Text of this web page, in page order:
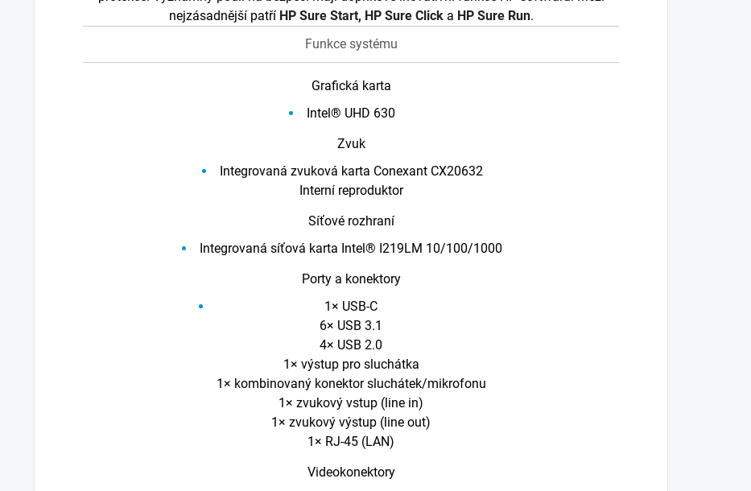
nejzásadnější patří HP Sure Start, HP Sure Clicka HP Sure Run.
Funkce systému
Grafická karta
Intel® UHD 630
Zvuk
Integrovaná zvuková karta Conexant CX20632
Interní reproduktor
Síťové rozhraní
Integrovaná síťová karta Intel® I219LM 10/100/1000
Porty a konektory
1× USB-C
6× USB 3.1
4× USB 2.0
1× výstup pro sluchátka
1× kombinovaný konektor sluchátek/mikrofonu
1× zvukový vstup (line in)
1× zvukový výstup (line out)
1× RJ-45 (LAN)
Videokonektory